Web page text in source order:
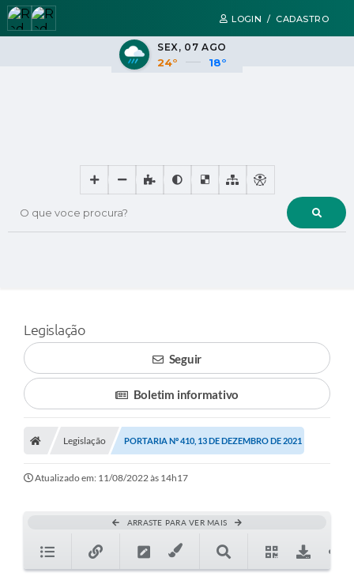
LOGIN / CADASTRO
O que voce procura?
SEX 07 AGO
24° 18°
Legislação
Seguir
Boletim informativo
Legislação PORTARIA Nº 410, 13 DE DEZEMBRO DE 2021
Atualizado em: 11/08/2022 às 14h17
ARRASTE PARA VER MAIS